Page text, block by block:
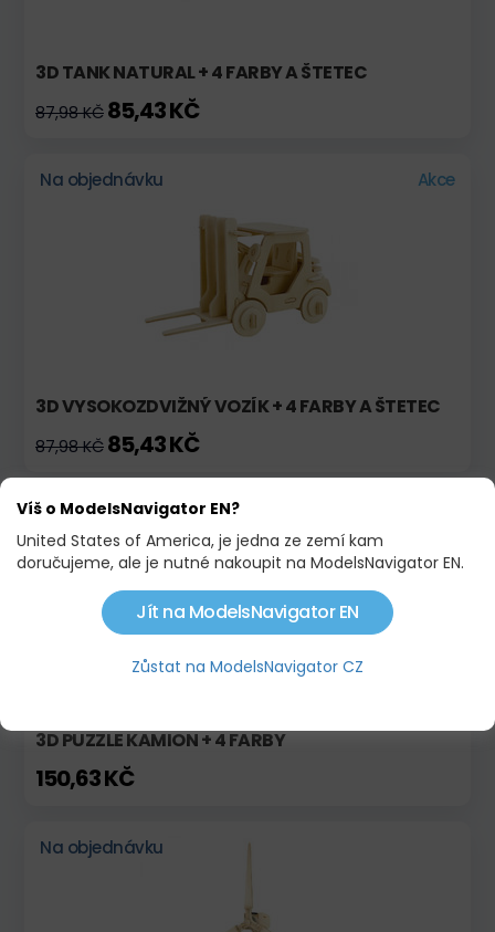
3D TANK NATURAL + 4 FARBY A ŠTETEC
87,98 KČ 85,43 KČ
Na objednávku Akce
3D VYSOKOZDVIŽNÝ VOZÍK + 4 FARBY A ŠTETEC
87,98 KČ 85,43 KČ
Na objednávku
3D PUZZLE KAMION + 4 FARBY
150,63 KČ
Na objednávku
Víš o ModelsNavigator EN?
United States of America, je jedna ze zemí kam
doručujeme, ale je nutné nakoupit na ModelsNavigator EN.
Jít na ModelsNavigator EN
Zůstat na ModelsNavigator CZ